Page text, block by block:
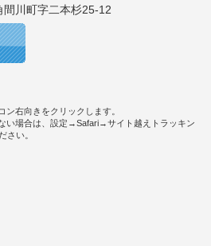
間川町字二本杉25-12
ン右向きをクリックします。
い場合は、設定→Safari→サイト越えトラッキン
さい。